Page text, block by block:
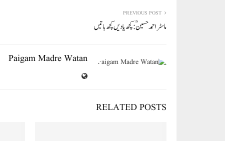
A
pp
ok
r PREVIOUS POST
ماسٹر احمد حسینؒ : کچھ یادیں کچھ باتیں
Paigam Madre Watan
RELATED POSTS